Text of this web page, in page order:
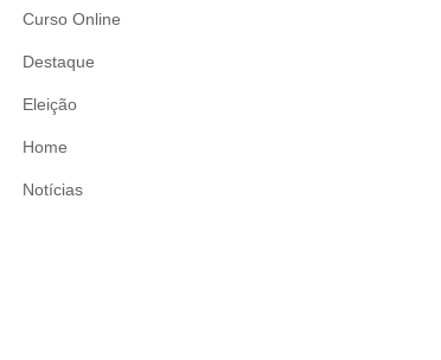
Curso Online
Destaque
Eleição
Home
Notícias